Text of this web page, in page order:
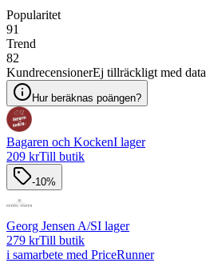
Popularitet
91
Trend
82
KundrecensionerEj tillräckligt med data
Hur beräknas poängen?
Bagaren och KockenI lager
209 krTill butik
-10%
Georg Jensen A/SI lager
279 krTill butik
i samarbete med PriceRunner